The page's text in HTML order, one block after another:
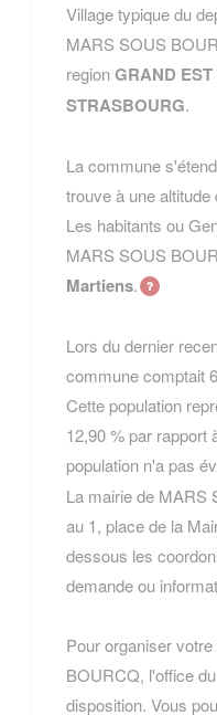
Village typique du
MARS SOUS
regionGRAND EST
STRASBOURG.
La commune
trouve à une
Les habitants ou
MARS SOUS
Martiens.
Lors du dernier
commune comptait
Cette population
12,90 % par rapport
population n'a pas
La mairie de MARS
au 1, place de la
dessous les
demande ou
Pour organiser
BOURCQ, l'office
disposition. Vous